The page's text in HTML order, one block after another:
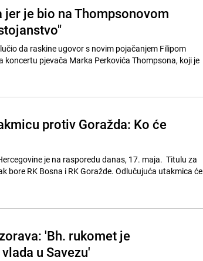
je bio na Thompsonovom
da raskine ugovor s novim pojačanjem Filipom
pjevača Marka Perkovića Thompsona, koji je
protiv Goražda: Ko će
je na rasporedu danas, 17. maja. Titulu za
bore RK Bosna i RK Goražde. Odlučujuća utakmica će
'Bh. rukomet je
u Savezu'